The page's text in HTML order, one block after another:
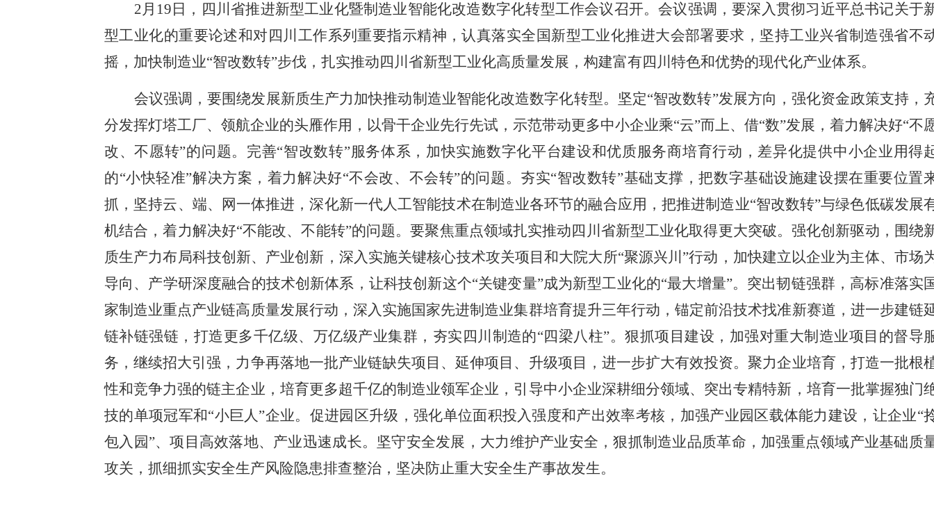
2月19日，四川省推进新型工业化暨制造业智能化改造数字化转型工作会议召开。会议强调，要深入贯彻习近平总书记关于
型工业化的重要论述和对四川工作系列重要指示精神，认真落实全国新型工业化推进大会部署要求，坚持工业兴省制造强省不
摇，加快制造业“智改数转”步伐，扎实推动四川省新型工业化高质量发展，构建富有四川特色和优势的现代化产业体系。
会议强调，要围绕发展新质生产力加快推动制造业智能化改造数字化转型。坚定“智改数转”发展方向，强化资金政策支持，
分发挥灯塔工厂、领航企业的头雁作用，以骨干企业先行先试，示范带动更多中小企业乘“云”而上、借“数”发展，着力解决好“不
改、不愿转”的问题。完善“智改数转”服务体系，加快实施数字化平台建设和优质服务商培育行动，差异化提供中小企业用得
的“小快轻准”解决方案，着力解决好“不会改、不会转”的问题。夯实“智改数转”基础支撑，把数字基础设施建设摆在重要位置
抓，坚持云、端、网一体推进，深化新一代人工智能技术在制造业各环节的融合应用，把推进制造业“智改数转”与绿色低碳发展
机结合，着力解决好“不能改、不能转”的问题。要聚焦重点领域扎实推动四川省新型工业化取得更大突破。强化创新驱动，围绕
质生产力布局科技创新、产业创新，深入实施关键核心技术攻关项目和大院大所“聚源兴川”行动，加快建立以企业为主体、市场
导向、产学研深度融合的技术创新体系，让科技创新这个“关键变量”成为新型工业化的“最大增量”。突出韧链强群，高标准落实
家制造业重点产业链高质量发展行动，深入实施国家先进制造业集群培育提升三年行动，锚定前沿技术找准新赛道，进一步建链
链补链强链，打造更多千亿级、万亿级产业集群，夯实四川制造的“四梁八柱”。狠抓项目建设，加强对重大制造业项目的督导
务，继续招大引强，力争再落地一批产业链缺失项目、延伸项目、升级项目，进一步扩大有效投资。聚力企业培育，打造一批根
性和竞争力强的链主企业，培育更多超千亿的制造业领军企业，引导中小企业深耕细分领域、突出专精特新，培育一批掌握独门
技的单项冠军和“小巨人”企业。促进园区升级，强化单位面积投入强度和产出效率考核，加强产业园区载体能力建设，让企业“
包入园”、项目高效落地、产业迅速成长。坚守安全发展，大力维护产业安全，狠抓制造业品质革命，加强重点领域产业基础质
攻关，抓细抓实安全生产风险隐患排查整治，坚决防止重大安全生产事故发生。